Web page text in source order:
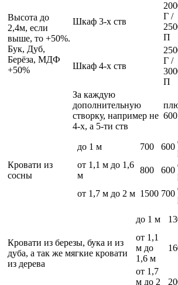
Высота до
2,4м, если
выше, то +50%.
Бук, Дуб,
Берёза, МДФ
+50%
Шкаф 3-х ств
Г /
П
Шкаф 4-х ств
Г /
П
За каждую
дополнительную
створку, например не
4-х, а 5-ти ств
600
Кровати из
сосны
до 1 м 700 600
от 1,1 м до 1,6
м
800 600
от 1,7 м до 2 м 1500 700
Кровати из березы, бука и из
дуба, а так же мягкие кровати
из дерева
до 1 м
от 1,1
м до
1,6 м
от 1,7
м до 2